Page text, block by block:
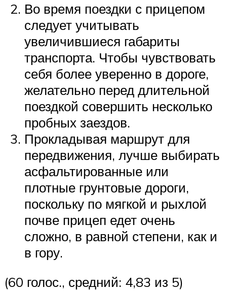
Во время поездки с прицепом
следует учитывать
увеличившиеся габариты
транспорта. Чтобы чувствовать
себя более уверенно в дороге,
желательно перед длительной
поездкой совершить несколько
пробных заездов.
Прокладывая маршрут для
передвижения, лучше выбирать
асфальтированные или
плотные грунтовые дороги,
поскольку по мягкой и рыхлой
почве прицеп едет очень
сложно, в равной степени, как и
в гору.
(60 голос., средний: 4,83 из 5)